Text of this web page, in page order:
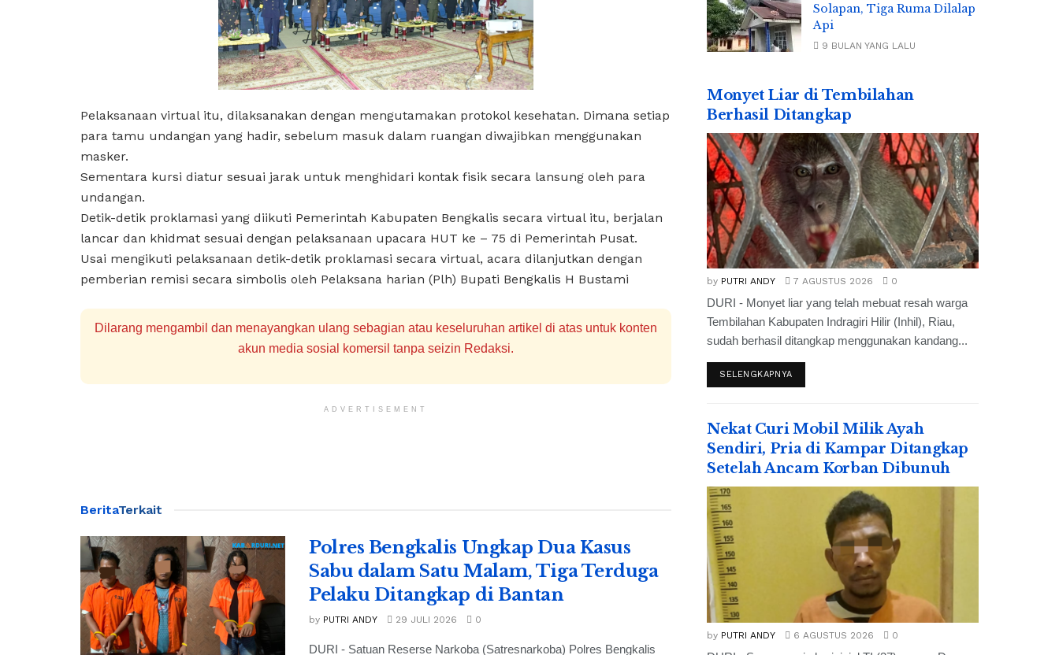
Pelaksanaan virtual itu, dilaksanakan dengan mengutamakan protokol kesehatan. Dimana setiap
para tamu undangan yang hadir, sebelum masuk dalam ruangan diwajibkan menggunakan
masker.
Sementara kursi diatur sesuai jarak untuk menghidari kontak fisik secara lansung oleh para
undangan.
Detik-detik proklamasi yang diikuti Pemerintah Kabupaten Bengkalis secara virtual itu, berjalan
lancar dan khidmat sesuai dengan pelaksanaan upacara HUT ke – 75 di Pemerintah Pusat.
Usai mengikuti pelaksanaan detik-detik proklamasi secara virtual, acara dilanjutkan dengan
pemberian remisi secara simbolis oleh Pelaksana harian (Plh) Bupati Bengkalis H Bustami
Dilarang mengambil dan menayangkan ulang sebagian atau keseluruhan artikel di atas untuk konten
akun media sosial komersil tanpa seizin Redaksi.
ADVERTISEMENT
BeritaTerkait
Polres Bengkalis Ungkap Dua Kasus
Sabu dalam Satu Malam, Tiga Terduga
Pelaku Ditangkap di Bantan
by PUTRI ANDY 29 JULI 2026 0
DURI - Satuan Reserse Narkoba (Satresnarkoba) Polres Bengkalis
Solapan, Tiga Ruma Dilalap
Api
9 BULAN YANG LALU
Monyet Liar di Tembilahan
Berhasil Ditangkap
by PUTRI ANDY 7 AGUSTUS 2026 0
DURI - Monyet liar yang telah mebuat resah warga
Tembilahan Kabupaten Indragiri Hilir (Inhil), Riau,
sudah berhasil ditangkap menggunakan kandang...
SELENGKAPNYA
Nekat Curi Mobil Milik Ayah
Sendiri, Pria di Kampar Ditangkap
Setelah Ancam Korban Dibunuh
by PUTRI ANDY 6 AGUSTUS 2026 0